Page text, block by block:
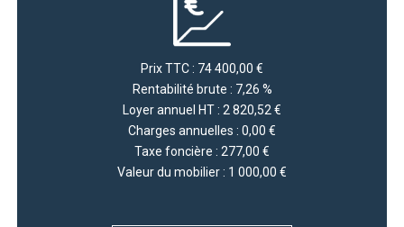
Prix TTC : 74 400,00 €
Rentabilité brute : 7,26 %
Loyer annuel HT : 2 820,52 €
Charges annuelles : 0,00 €
Taxe foncière : 277,00 €
Valeur du mobilier : 1 000,00 €